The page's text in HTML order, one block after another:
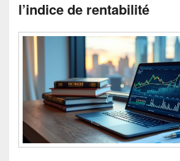
l’indice de rentabilité